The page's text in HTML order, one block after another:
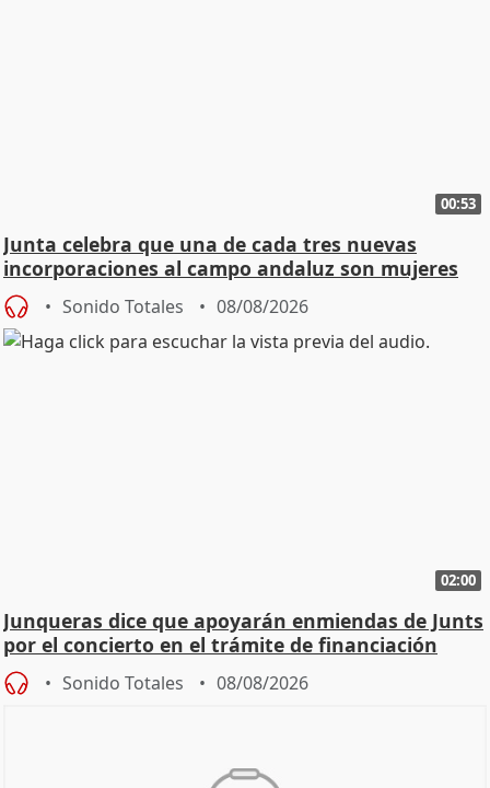
00:53
Junta celebra que una de cada tres nuevas
incorporaciones al campo andaluz son mujeres
jóvenes
Sonido Totales 08/08/2026
02:00
Junqueras dice que apoyarán enmiendas de Junts
por el concierto en el trámite de financiación
Sonido Totales 08/08/2026